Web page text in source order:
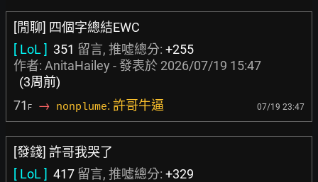
[閒聊] 四個字總結EWC
[ LoL ] 351 留言, 推噓總分: +255
作者: AnitaHailey - 發表於 2026/07/19 15:47
(3周前)
71 F → nonplume: 許哥牛逼 07/19 23:47
[發錢] 許哥我哭了
[ LoL ] 417 留言, 推噓總分: +329